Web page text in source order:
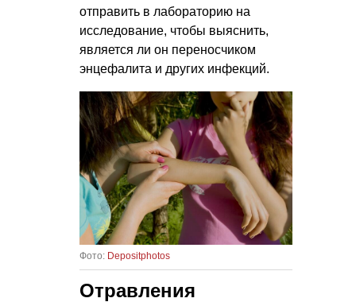
отправить в лабораторию на
исследование, чтобы выяснить,
является ли он переносчиком
энцефалита и других инфекций.
Фото: Depositphotos
Отравления